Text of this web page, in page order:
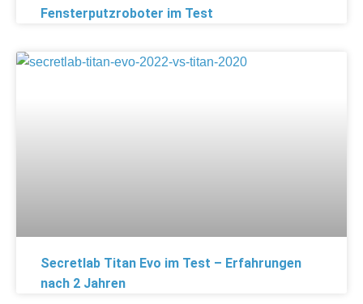
Fensterputzroboter im Test
Secretlab Titan Evo im Test – Erfahrungen
nach 2 Jahren